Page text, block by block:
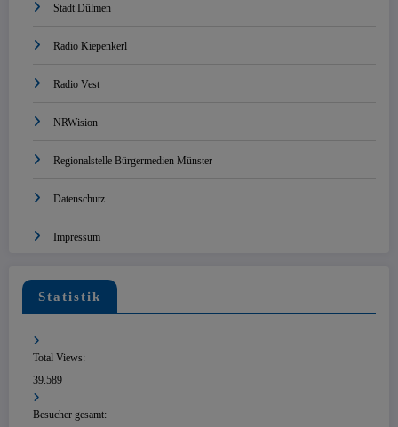
Stadt Dülmen
Radio Kiepenkerl
Radio Vest
NRWision
Regionalstelle Bürgermedien Münster
Datenschutz
Impressum
Statistik
Total Views:
39.589
Besucher gesamt: